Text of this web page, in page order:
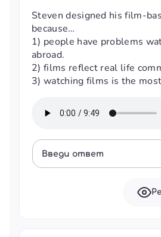
Steven designed his film-
because…
1) people have problems
abroad.
2) films reflect real life
3) watching films is the
Введи ответ